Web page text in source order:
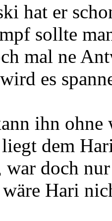
hat er
sollte
mal ne
es
ihn ohne
dem
doch
wäre Hari